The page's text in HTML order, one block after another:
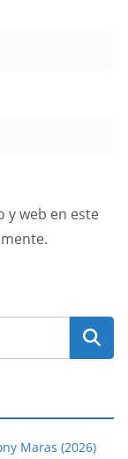
y web en este
Maras (2026)